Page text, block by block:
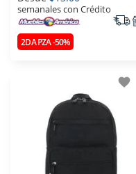
semanales con Crédito
2DA PZA -50%
favorite